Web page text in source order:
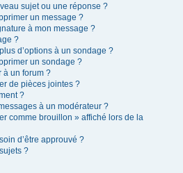
sujet ou une réponse ?
un message ?
à mon message ?
?
d’options à un sondage ?
un sondage ?
à un forum ?
de pièces jointes ?
?
à un modérateur ?
comme brouillon » affiché lors de la
d’être approuvé ?
?